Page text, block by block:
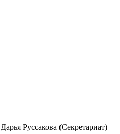
Дарья Руссакова (Секретариат)